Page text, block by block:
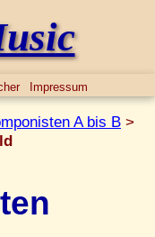
Impressum
A bis B >